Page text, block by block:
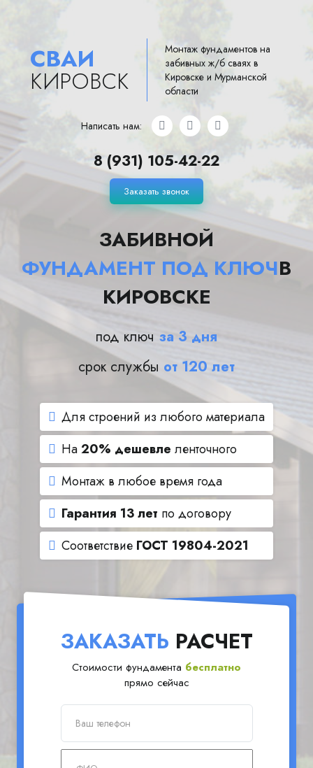
СВАИ
КИРОВСК
Монтаж фундаментов на
забивных ж/б сваях в
Кировске и Мурманской
области
Написать нам:
8 (931) 105-42-22
Заказать звонок
ЗАБИВНОЙ
ФУНДАМЕНТ ПОД КЛЮЧВ
КИРОВСКЕ
под ключ за 3 дня
срок службы от 120 лет
Для строений из любого материала
На20% дешевле ленточного
Монтаж в любое время года
Гарантия 13 лет по договору
Соответствие ГОСТ 19804-2021
ЗАКАЗАТЬ РАСЧЕТ
Стоимости фундамента бесплатно
прямо сейчас